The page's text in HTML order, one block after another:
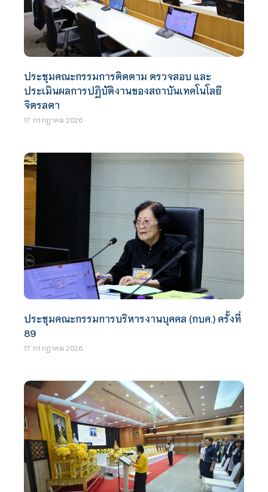
ประชุมคณะกรรมการติดตาม ตรวจสอบ และ
ประเมินผลการปฏิบัติงานของสถาบันเทคโนโลยี
จิตรลดา
17 กรกฎาคม 2026
ประชุมคณะกรรมการบริหารงานบุคคล (กบค.) ครั้งที่
89
17 กรกฎาคม 2026